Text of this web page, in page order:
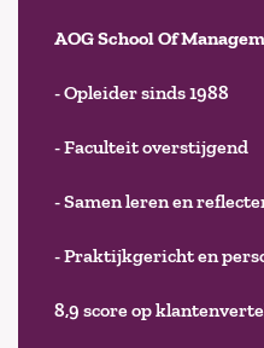
AOG School Of
- Opleider sinds 1988
- Faculteit overstijgend
- Samen leren en
- Praktijkgericht en
8,9 score op